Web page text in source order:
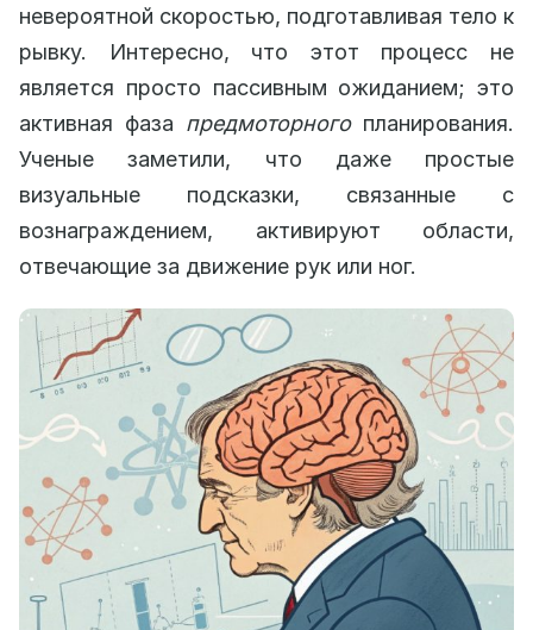
невероятной скоростью, подготавливая тело к
рывку. Интересно, что этот процесс не
является просто пассивным ожиданием; это
активная фаза предмоторногопланирования.
Ученые заметили, что даже простые
визуальные подсказки, связанные с
вознаграждением, активируют области,
отвечающие за движение рук или ног.